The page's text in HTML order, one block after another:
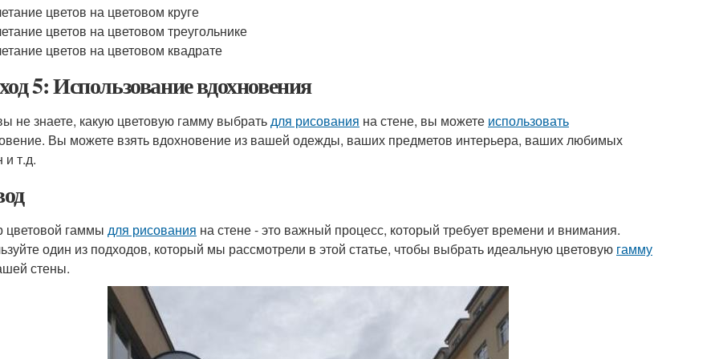
цветов на цветовом круге
цветов на цветовом треугольнике
цветов на цветовом квадрате
5: Использование вдохновения
не знаете, какую цветовую гамму выбратьдля рисования на стене, вы можете использовать
Вы можете взять вдохновение из вашей одежды, ваших предметов интерьера, ваших любимых
и т.д.
гаммы для рисования на стене - это важный процесс, который требует времени и внимания.
один из подходов, который мы рассмотрели в этой статье, чтобы выбрать идеальную цветовую гамму
стены.